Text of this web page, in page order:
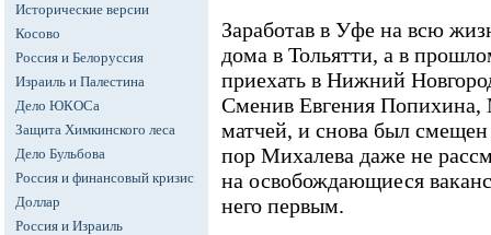
Исторические версии
Косово
Россия и Белоруссия
Израиль и Палестина
Дело ЮКОСа
Защита Химкинского леса
Дело Бульбова
Россия и финансовый кризис
Доллар
Россия и Израиль
Заработав в Уфе на всю
дома в Тольятти, а в
приехать в Нижний
Сменив Евгения Попихина,
матчей, и снова был
пор Михалева даже не
на освобождающиеся
него первым.